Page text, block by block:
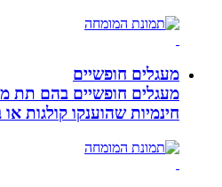
מעגלים חופשיים
מעגלים חופשיים בהם תת
חינמיות שהוענקו קולגות או